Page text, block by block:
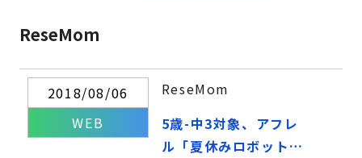
ReseMom
2018/08/06
WEB
ReseMom
5歳-中3対象、アフレ
ル「夏休みロボットア